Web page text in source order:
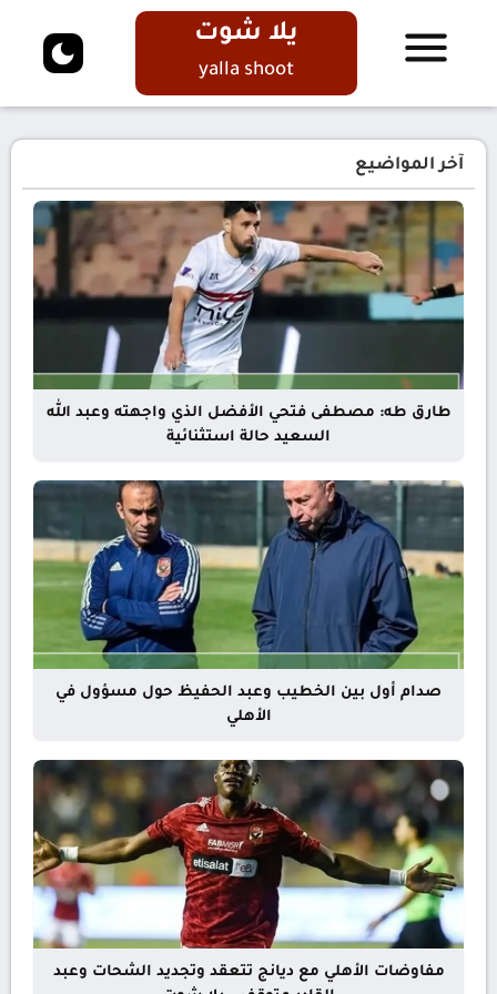
يلا شوت
yalla shoot
آخر المواضيع
طارق طه: مصطفى فتحي الأفضل الذي واجهته وعبد الله
السعيد حالة استثنائية
صدام أول بين الخطيب وعبد الحفيظ حول مسؤول في
الأهلي
مفاوضات الأهلي مع ديانج تتعقد وتجديد الشحات وعبد